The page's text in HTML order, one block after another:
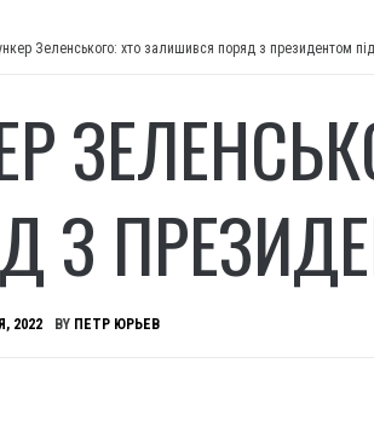
Зеленського: хто залишився поряд з президентом
З
2022 BY ПЕТР ЮРЬЕВ